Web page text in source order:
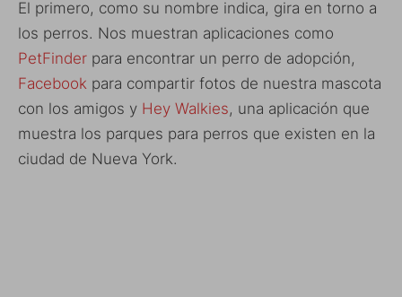
El primero, como su nombre indica, gira en torno a
los perros. Nos muestran aplicaciones como
PetFinder para encontrar un perro de adopción,
Facebook para compartir fotos de nuestra mascota
con los amigos y Hey Walkies, una aplicación que
muestra los parques para perros que existen en la
ciudad de Nueva York.